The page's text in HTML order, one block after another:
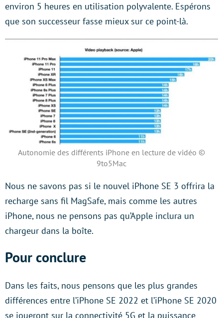
environ 5 heures en utilisation polyvalente. Espérons
que son successeur fasse mieux sur ce point-là.
Autonomie des différents iPhone en lecture de vidéo ©
9to5Mac
Nous ne savons pas si le nouvel iPhone SE 3 offrira la
recharge sans fil MagSafe, mais comme les autres
iPhone, nous ne pensons pas qu’Apple inclura un
chargeur dans la boîte.
Pour conclure
Dans les faits, nous pensons que les plus grandes
différences entre l’iPhone SE 2022 et l’iPhone SE 2020
se joueront sur la connectivité 5G et la puissance